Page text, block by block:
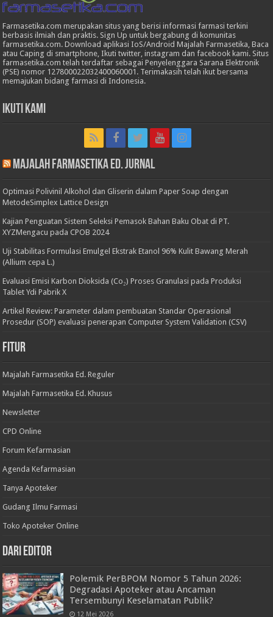
Farmasetika.com merupakan situs yang berisi informasi farmasi terkini
berbasis ilmiah dan praktis. Sign Up untuk bergabung di komunitas
farmasetika.com. Download aplikasi IoS/Android Majalah Farmasetika, Baca
atau Caping di smartphone, Ikuti twitter, instagram dan facebook kami. Situs
farmasetika.com telah terdaftar sebagai Penyelenggara Sarana Elektronik
(PSE) nomor 127800022032400060001. Terimakasih telah ikut bersama
memajukan bidang farmasi di Indonesia.
Ikuti Kami
Majalah Farmasetika Ed. Jurnal
Optimasi Polivinil Alkohol dan Gliserin dalam Paper Soap dengan
MetodeSimplex Lattice Design
Kajian Penguatan Sistem Seleksi Pemasok Bahan Baku Obat di PT.
XYZMengacu pada CPOB 2024
Uji Stabilitas Formulasi Emulgel Ekstrak Etanol 96% Kulit Bawang Merah
(Allium cepa L.)
Evaluasi Emisi Karbon Dioksida (Co₂) Proses Granulasi pada Produksi
Tablet Ydi Pabrik X
Artikel Review: Parameter dalam pembuatan Standar Operasional
Prosedur (SOP) evaluasi penerapan Computer System Validation (CSV)
Fitur
Majalah Farmasetika Ed. Reguler
Majalah Farmasetika Ed. Khusus
Newsletter
CPD Online
Forum Kefarmasian
Agenda Kefarmasian
Tanya Apoteker
Gudang Ilmu Farmasi
Toko Apoteker Online
Dari Editor
Polemik PerBPOM Nomor 5 Tahun 2026:
Degradasi Apoteker atau Ancaman
Tersembunyi Keselamatan Publik?
12 Mei 2026